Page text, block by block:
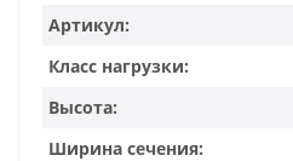
Артикул:
Класс нагрузки:
Высота:
Ширина сечения: